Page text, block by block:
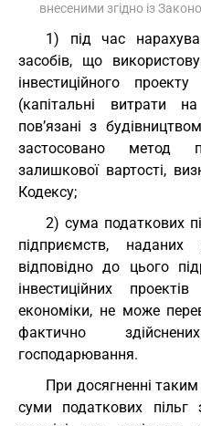
внесеними згідно із
1) під час
засобів, що
інвестиційного
(капітальні витрати
пов’язані з
застосовано метод
залишкової вартості,
Кодексу;
2) сума податкових
підприємств, наданих
відповідно до цього
інвестиційних
економіки, не може
фактично
господарювання.
При досягненні
суми податкових